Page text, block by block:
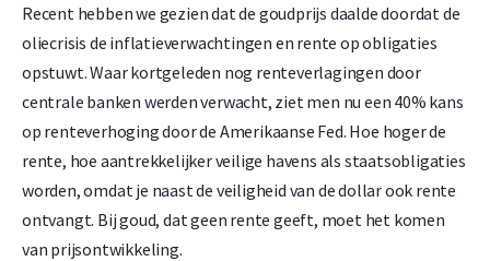
Recent hebben we gezien dat de goudprijs daalde doordat de
oliecrisis de inflatieverwachtingen en rente op obligaties
opstuwt. Waar kortgeleden nog renteverlagingen door
centrale banken werden verwacht, ziet men nu een 40% kans
op renteverhoging door de Amerikaanse Fed. Hoe hoger de
rente, hoe aantrekkelijker veilige havens als staatsobligaties
worden, omdat je naast de veiligheid van de dollar ook rente
ontvangt. Bij goud, dat geen rente geeft, moet het komen
van prijsontwikkeling.